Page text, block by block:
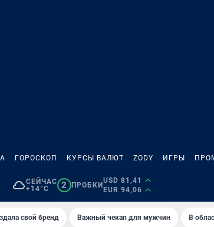
ГОРОСКОП КУРСЫ ВАЛЮТ ZODY ИГРЫ
СЕЙЧАС
+14°C
2 ПРОБКИ
USD 81,41
EUR 94,06
свой бренд Важный чекап для мужчин В